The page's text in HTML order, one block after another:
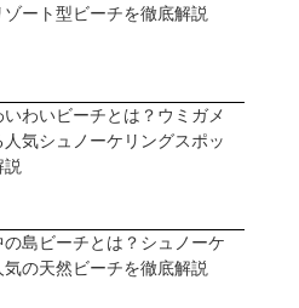
ート型ビーチを徹底解説
わいビーチとは？ウミガメ
気シュノーケリングスポッ
説
島ビーチとは？シュノーケ
の天然ビーチを徹底解説